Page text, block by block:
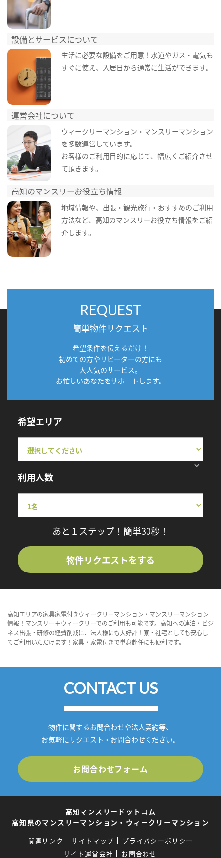
設備とサービスについて
生活に必要な設備をご用意！水道やガス・電気も
すぐに使え、入居日から通常に生活ができます。
運営会社について
ウィークリーマンション・マンスリーマンション
を多数運営しています。
お客様のご利用目的に応じて、幅広くご紹介させ
て頂きます。
高知のマンスリーお役立ち情報
地域情報や、出張・観光旅行・おすすめのご利用
方法など、高知のマンスリーお役立ち情報をご紹
介します。
REQUEST
簡単物件リクエスト
希望条件を伝えるだけ！
初めての方やリピーターの方にも
大人気のサービス。
お忙しいあなたをサポートします。
希望エリア
利用人数
あと１ステップ！簡単30秒！
物件リクエストをする
高知エリアの家具家電付きウィークリーマンション・マンスリーマンション
情報！マンスリー＋ウィークリーでのご利用も可能です。高知への連泊・ビジ
ネス出張・研修の経費削減に、法人様にも大好評！寮・社宅としても安心し
てご利用いただけます！家具・家電付きで単身赴任にも便利です。
CONTACT US
物件に関するお問合わせや法人契約等、
お気軽にリクエスト・お問合わせください。
お問合わせフォーム
高知マンスリードットコム
高知県のマンスリーマンション・ウィークリーマンション
関連リンク サイトマップ
プライバシーポリシー
サイト運営会社
お問合わせ